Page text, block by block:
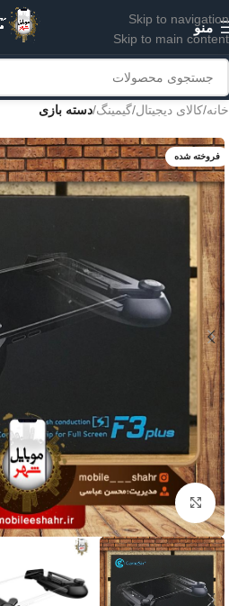
Skip to navigation
Skip to main content
منو
خانه کالای دیجیتال گیمینگ دسته بازی
فروخته شده
برای بزرگنمایی کلیک کنید